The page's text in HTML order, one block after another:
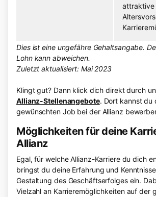
attraktive
Dies ist eine ungefähre Gehaltsangabe.
Lohn kann abweichen.
Zuletzt aktualisiert: Mai 2023
Klingt gut? Dann klick dich direkt durch
Allianz-Stellenangebote. Dort kannst du
gewünschten Job bei der Allianz
Möglichkeiten für deine
Allianz
Egal, für welche Allianz-Karriere du dich
bringst du deine Erfahrung und
Gestaltung des Geschäftserfolges ein.
Vielzahl an Karrieremöglichkeiten auf der